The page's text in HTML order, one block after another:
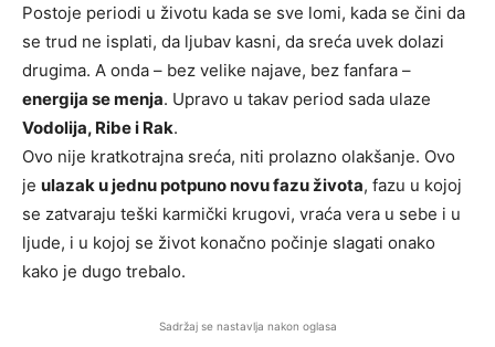
Postoje periodi u životu kada se sve lomi, kada se čini da
se trud ne isplati, da ljubav kasni, da sreća uvek dolazi
drugima. A onda – bez velike najave, bez fanfara –
energija se menja. Upravo u takav period sada ulaze
Vodolija, Ribe i Rak.
Ovo nije kratkotrajna sreća, niti prolazno olakšanje. Ovo
je ulazak u jednu potpuno novu fazu života, fazu u kojoj
se zatvaraju teški karmički krugovi, vraća vera u sebe i u
ljude, i u kojoj se život konačno počinje slagati onako
kako je dugo trebalo.
Sadržaj se nastavlja nakon oglasa